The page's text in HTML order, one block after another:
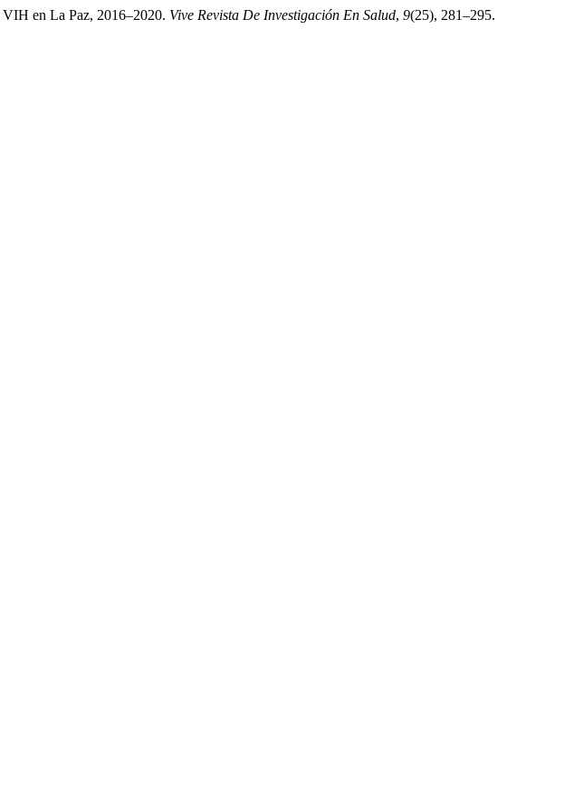
en La Paz, 2016–2020. Vive Revista De Investigación En Salud, 9(25), 281–295.